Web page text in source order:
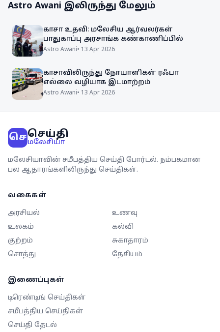
Astro Awani இலிருந்து மேலும்
காசா உதவி: மலேசிய ஆர்வலர்கள்
பாதுகாப்பு அரசாங்க கண்காணிப்பில்
Astro Awani• 13 Apr 2026
காசாவிலிருந்து நோயாளிகள் ரஃபா
எல்லை வழியாக இடமாற்றம்
Astro Awani• 13 Apr 2026
செசெய்தி
மலேசியா
மலேசியாவின் சமீபத்திய செய்தி போர்டல். நம்பகமான
பல ஆதாரங்களிலிருந்து செய்திகள்.
வகைகள்
அரசியல்
உணவு
உலகம்
கல்வி
குற்றம்
சுகாதாரம்
சொத்து
தேசியம்
இணைப்புகள்
டிரெண்டிங் செய்திகள்
சமீபத்திய செய்திகள்
செய்தி தேடல்